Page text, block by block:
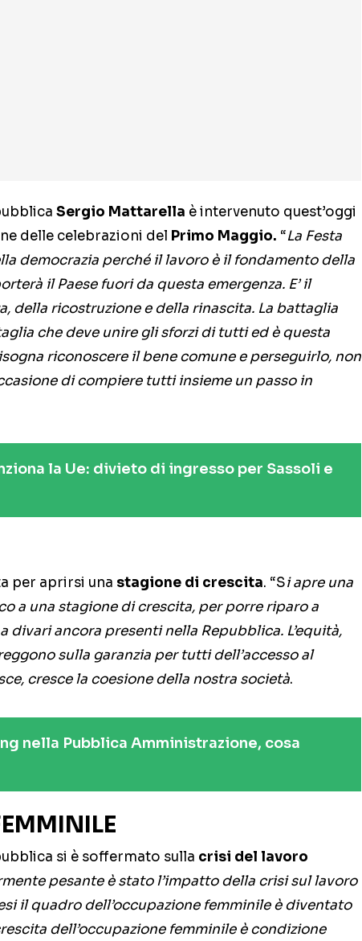
Sergio Mattarella è intervenuto quest’oggi
delle celebrazioni del Primo Maggio. “La Festa
democrazia perché il lavoro è il fondamento della
il Paese fuori da questa emergenza. E’ il
della ricostruzione e della rinascita. La battaglia
che deve unire gli sforzi di tutti ed è questa
riconoscere il bene comune e perseguirlo, non
di compiere tutti insieme un passo in
la Ue: divieto di ingresso per Sassoli e
per aprirsi una stagione di crescita. “Si apre una
a una stagione di crescita, per porre riparo a
divari ancora presenti nella Repubblica. L’equità,
sulla garanzia per tutti dell’accesso al
cresce la coesione della nostra società.
nella Pubblica Amministrazione, cosa
si è soffermato sulla crisi del lavoro
pesante è stato l’impatto della crisi sul lavoro
il quadro dell’occupazione femminile è diventato
dell’occupazione femminile è condizione